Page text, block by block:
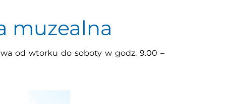
muzealna
od wtorku do soboty w godz. 9.00 –